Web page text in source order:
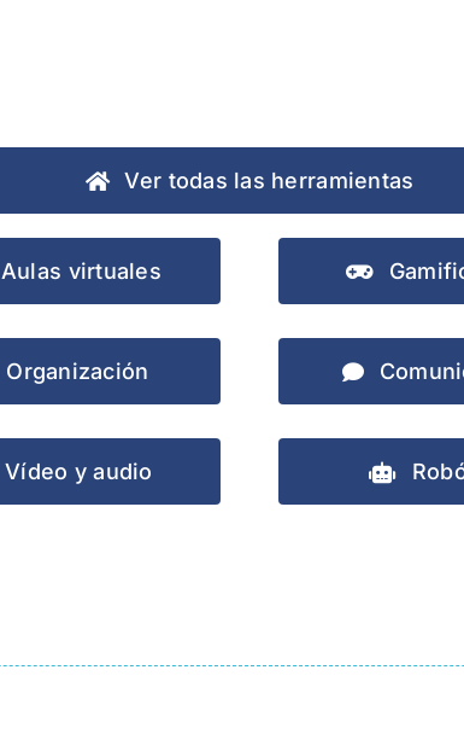
Ver todas las herramientas
Aulas virtuales
Organización
Vídeo y audio